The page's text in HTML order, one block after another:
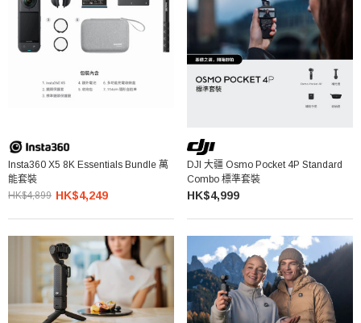
Insta360 X5 8K Essentials Bundle 萬
能套裝
HK$4,899 HK$4,249
DJI 大疆 Osmo Pocket 4P Standard
Combo 標準套裝
HK$4,999